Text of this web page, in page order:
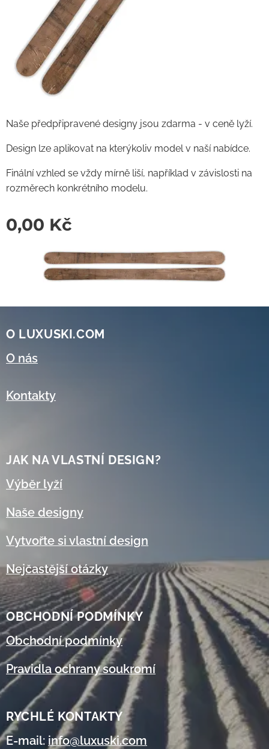
Naše předpřipravené designy jsou zdarma - v ceně lyží.
Design lze aplikovat na kterýkoliv model v naší nabídce.
Finální vzhled se vždy mírně liší, například v závislosti na
rozměrech konkrétního modelu.
0,00 Kč
O LUXUSKI.COM
O nás
Kontakty
JAK NA VLASTNÍ DESIGN?
Výběr lyží
Naše designy
Vytvořte si vlastní design
Nejčastější otázky
OBCHODNÍPODMÍNKY
Obchodní podmínky
Pravidla ochrany soukromí
RYCHLÉ KONTAKTY
E-mail: info@luxuski.com